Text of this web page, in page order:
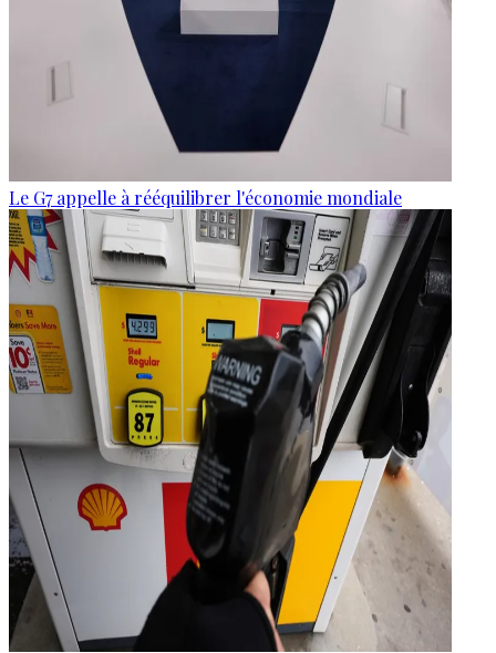
Le G7 appelle à rééquilibrer l'économie mondiale